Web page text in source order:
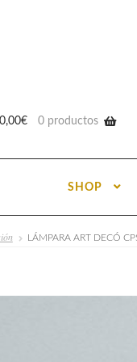
0,00€ 0 productos
SHOP
LÁMPARA ART DECÓ